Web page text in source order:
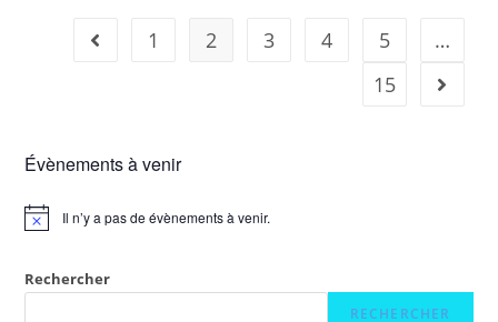
1 2 3 4 5
…
15
Évènements à venir
Il n’y a pas de évènements à venir.
Rechercher
RECHERCHER